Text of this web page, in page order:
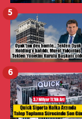
5
6